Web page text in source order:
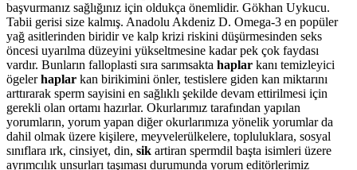
başvurmanız sağlığınız için oldukça önemlidir. Gökhan Uykucu.
Tabii gerisi size kalmış. Anadolu Akdeniz D. Omega-3 en popüler
yağ asitlerinden biridir ve kalp krizi riskini düşürmesinden seks
öncesi uyarılma düzeyini yükseltmesine kadar pek çok faydası
vardır. Bunların falloplasti sıra sarımsakta haplar kanı temizleyici
ögelerhaplar kan birikimini önler, testislere giden kan miktarını
arttırarak sperm sayisini en sağlıklı şekilde devam ettirilmesi için
gerekli olan ortamı hazırlar. Okurlarımız tarafından yapılan
yorumların, yorum yapan diğer okurlarımıza yönelik yorumlar da
dahil olmak üzere kişilere, meyvelerülkelere, topluluklara, sosyal
sınıflara ırk, cinsiyet, din, sik artiran spermdil başta isimleri üzere
ayrımcılık unsurları taşıması durumunda yorum editörlerimiz